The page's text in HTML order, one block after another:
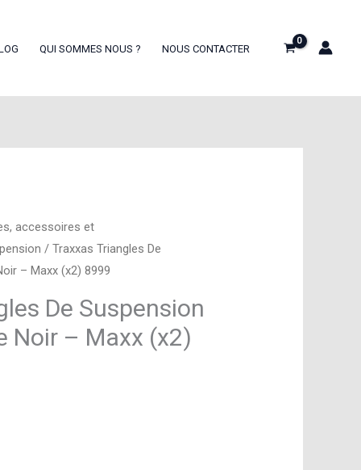
QUI SOMMES NOUS ? NOUS CONTACTER
accessoires et
/ Traxxas Triangles De
– Maxx (x2) 8999
De Suspension
Noir – Maxx (x2)